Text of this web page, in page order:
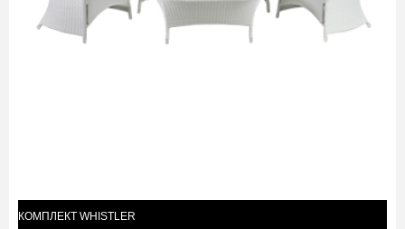
КОМПЛЕКТ WHISTLER